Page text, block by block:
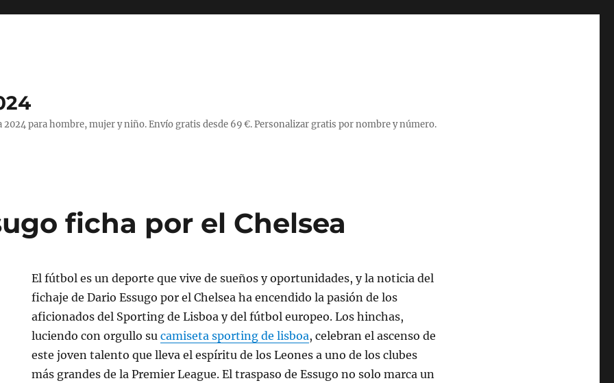
para hombre, mujer y niño. Envío gratis desde 69 €. Personalizar gratis por nombre y número.
ficha por el Chelsea
El fútbol es un deporte que vive de sueños y oportunidades, y la noticia del
fichaje de Dario Essugo por el Chelsea ha encendido la pasión de los
aficionados del Sporting de Lisboa y del fútbol europeo. Los hinchas,
luciendo con orgullo sucamiseta sporting de lisboa, celebran el ascenso de
este joven talento que lleva el espíritu de los Leones a uno de los clubes
más grandes de la Premier League. El traspaso de Essugo no solo marca un